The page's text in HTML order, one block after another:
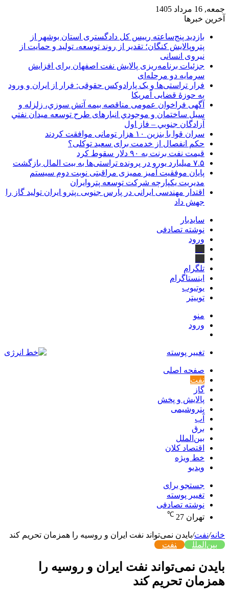
جمعه, 16 مرداد 1405
آخرین خبرها
بازدید پنج‌ساعته رییس کل دادگستری استان بوشهر از
پتروپالایش کنگان؛ تقدیر از روند توسعه، تولید و حمایت از
نیروی انسانی
جزئیات برنامه‌ریزی پالایش نفت اصفهان برای افزایش
سرمایه دو مرحله‌ای
فرار تراستی‌ها و یک پارادوکس حقوقی: فرار از ایران و ورود
به حوزۀ قضایی آمریکا
آگهی فراخوان عمومی مناقصه بيمه آتش سوزي، زلزله و
سیل ساختمان و موجودي انبارهای طرح توسعه ميدان نفتي
آزادگان جنوبي – فاز اول
سران قوا با بنزین ۱۰ هزار تومانی موافقت کردند
حکم انفصال از خدمت برای سعید توکلی؟
قیمت نفت برنت به ۹۰ دلار سقوط کرد
۷.۵ میلیارد یورو در پرونده تراستی‌ها به بیت المال بازگشت
پایان موفقیت آمیز ممیزی مراقبتی نوبت دوم سیستم
مدیریت یکپارچه شرکت توسعه پتروایران
اقتدار مهندسی ایرانی در پارس جنوبی ،پترو ایران تولید گاز را
جهش داد
سایدبار
نوشته تصادفی
ورود
تلگرام
اینستاگرام
یوتیوب
توییتر
منو
ورود
تغییر پوسته
صفحه اصلی
نفت
گاز
پالایش و پخش
پتروشیمی
آب
برق
بین‌الملل
اقتصاد کلان
خط ویژه
ویدیو
جستجو برای
تغییر پوسته
نوشته تصادفی
تهران 27
℃
خانه/نفت/بایدن نمی‌تواند نفت ایران و روسیه را همزمان تحریم کند
بین‌الملل
نفت
بایدن نمی‌تواند نفت ایران و روسیه را
همزمان تحریم کند